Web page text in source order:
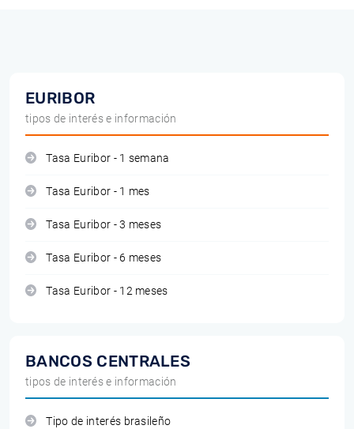
EURIBOR
tipos de interés e información
Tasa Euribor - 1 semana
Tasa Euribor - 1 mes
Tasa Euribor - 3 meses
Tasa Euribor - 6 meses
Tasa Euribor - 12 meses
BANCOS CENTRALES
tipos de interés e información
Tipo de interés brasileño